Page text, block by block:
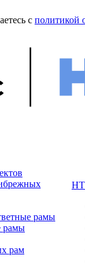
с политикой
рамы
рамы
рам